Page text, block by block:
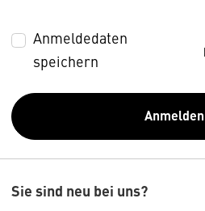
Anmeldedaten
speichern
Anmelden
Sie sind neu bei uns?